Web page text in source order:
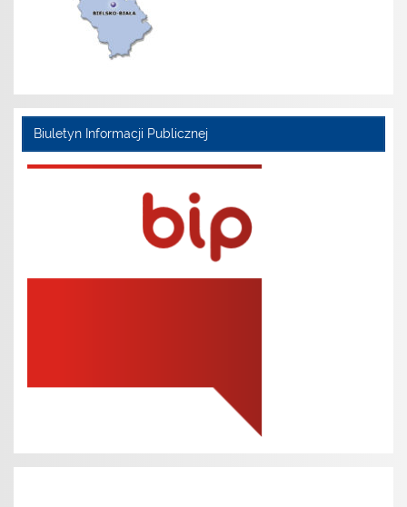
Biuletyn Informacji Publicznej